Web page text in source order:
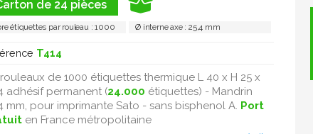
de 24 pièces
étiquettes par rouleau : 1000 Ø interne axe : 25,4 mm
T414
rouleaux de 1000 étiquettes thermique L 40 x H 25 x
adhésif permanent (24.000 étiquettes) - Mandrin
mm, pour imprimante Sato - sans bisphenol A. Port
en France métropolitaine